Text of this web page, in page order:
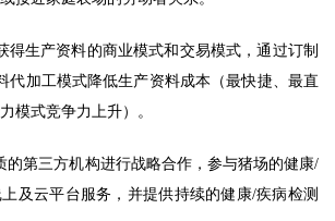
得生产资料的商业模式和交易模式，通过订制
代加工模式降低生产资料成本（最快捷、最直
模式竞争力上升）。
的第三方机构进行战略合作，参与猪场的健康/
及云平台服务，并提供持续的健康/疾病检测